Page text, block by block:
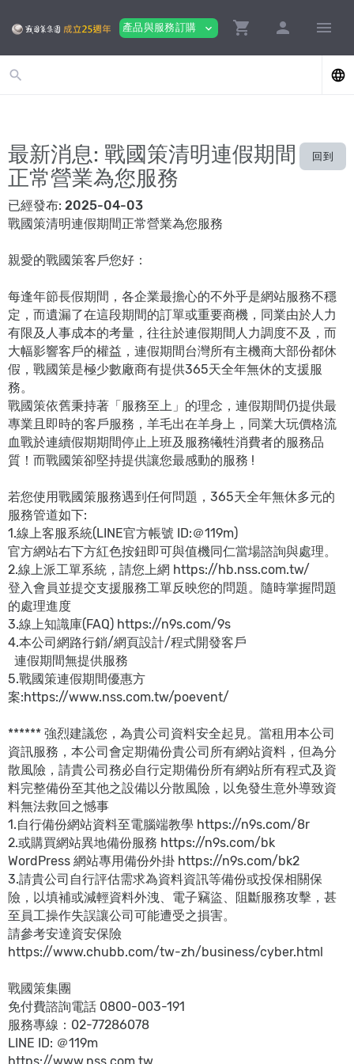
產品與服務訂購 expand_more shopping_cart person menu
search language
回到
最新消息: 戰國策清明連假期間
正常營業為您服務
已經發布: 2025-04-03
戰國策清明連假期間正常營業為您服務
親愛的戰國策客戶您好：
每逢年節長假期間，各企業最擔心的不外乎是網站服務不穩
定，而遺漏了在這段期間的訂單或重要商機，同業由於人力
有限及人事成本的考量，往往於連假期間人力調度不及，而
大幅影響客戶的權益，連假期間台灣所有主機商大部份都休
假，戰國策是極少數廠商有提供365天全年無休的支援服
務。
戰國策依舊秉持著「服務至上」的理念，連假期間仍提供最
專業且即時的客戶服務，羊毛出在羊身上，同業大玩價格流
血戰於連續假期期間停止上班及服務犧牲消費者的服務品
質！而戰國策卻堅持提供讓您最感動的服務 !
若您使用戰國策服務遇到任何問題，365天全年無休多元的
服務管道如下:
1.線上客服系統(LINE官方帳號 ID:＠119m)
官方網站右下方紅色按鈕即可與值機同仁當場諮詢與處理。
2.線上派工單系統，請您上網 https://hb.nss.com.tw/
登入會員並提交支援服務工單反映您的問題。隨時掌握問題
的處理進度
3.線上知識庫(FAQ) https://n9s.com/9s
4.本公司網路行銷/網頁設計/程式開發客戶
連假期間無提供服務
5.戰國策連假期間優惠方
案:https://www.nss.com.tw/poevent/
****** 強烈建議您，為貴公司資料安全起見。當租用本公司
資訊服務，本公司會定期備份貴公司所有網站資料，但為分
散風險，請貴公司務必自行定期備份所有網站所有程式及資
料完整備份至其他之設備以分散風險，以免發生意外導致資
料無法救回之憾事
1.自行備份網站資料至電腦端教學 https://n9s.com/8r
2.或購買網站異地備份服務 https://n9s.com/bk
WordPress 網站專用備份外掛 https://n9s.com/bk2
3.請貴公司自行評估需求為資料資訊等備份或投保相關保
險，以填補或減輕資料外洩、電子竊盜、阻斷服務攻擊，甚
至員工操作失誤讓公司可能遭受之損害。
請參考安達資安保險
https://www.chubb.com/tw-zh/business/cyber.html
戰國策集團
免付費諮詢電話 0800-003-191
服務專線：02-77286078
LINE ID: ＠119m